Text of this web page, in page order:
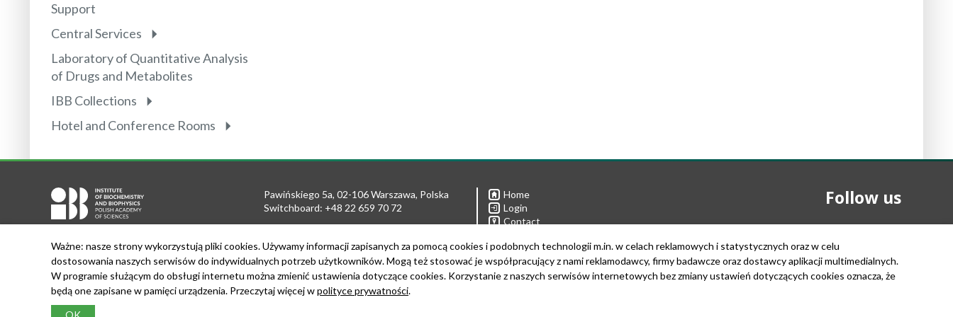
Support
Central Services
Laboratory of Quantitative Analysis
of Drugs and Metabolites
IBB Collections
Hotel and Conference Rooms
Pawińskiego 5a, 02-106 Warszawa, Polska
Switchboard: +48 22 659 70 72
Fax: +48 22 592 21 90
e-mail:secretariate@ibb.waw.pl
VAT Nr: 5261039742
Home
Login
Contact
Links
For media
Download Logo
Follow us
Copyright © 2026
Ważne: nasze strony wykorzystują pliki cookies. Używamy informacji zapisanych za pomocą cookies i podobnych technologii m.in. w celach reklamowych i statystycznych oraz w celu
dostosowania naszych serwisów do indywidualnych potrzeb użytkowników. Mogą też stosować je współpracujący z nami reklamodawcy, firmy badawcze oraz dostawcy aplikacji multimedialnych.
W programie służącym do obsługi internetu można zmienić ustawienia dotyczące cookies. Korzystanie z naszych serwisów internetowych bez zmiany ustawień dotyczących cookies oznacza, że
będą one zapisane w pamięci urządzenia. Przeczytaj więcej wpolityce prywatności.
OK